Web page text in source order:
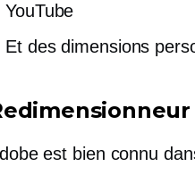
YouTube
Et des dimensions
est bien connu